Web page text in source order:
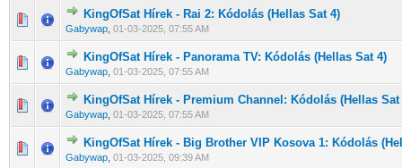
KingOfSat Hírek - Rai 2: Kódolás (Hellas Sat 4)
Gabywap 01-03-2025, 07:55 AM
0 Szavazat - 0 / 5 átlagban
1 23 45
KingOfSat Hírek - Panorama TV: Kódolás (Hellas Sat 4)
Gabywap 01-03-2025, 07:55 AM
0 Szavazat - 0 / 5 átlagban
12345
KingOfSat Hírek - Premium Channel: Kódolás (Hellas Sat
Gabywap 01-03-2025, 07:55 AM
0 Szavazat - 0 / 5 átlagban
12345
KingOfSat Hírek - Big Brother VIP Kosova 1: Kódolás
Gabywap 01-03-2025, 09:39 AM
0 Szavazat - 0 / 5 átlagban
1 2345